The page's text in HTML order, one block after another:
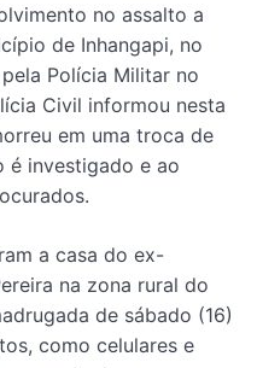
no assalto a
de Inhangapi, no
Polícia Militar no
Civil informou nesta
em uma troca de
é investigado e ao
a casa do ex-
na zona rural do
de sábado (16)
como celulares e